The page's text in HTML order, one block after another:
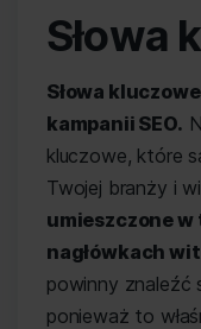
Słowa
Słowa
kampanii SEO.
kluczowe, które
Twojej branży i
umieszczone w
nagłówkach
powinny znaleźć
ponieważ to